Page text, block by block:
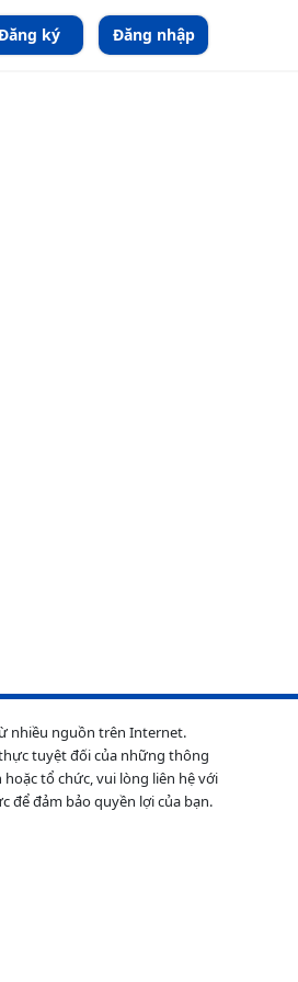
ký Đăng nhập
nhiều nguồn trên Internet.
tuyệt đối của những thông
tổ chức, vui lòng liên hệ với
để đảm bảo quyền lợi của bạn.